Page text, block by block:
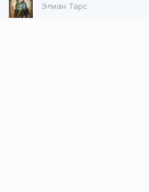
Элиан Тарс